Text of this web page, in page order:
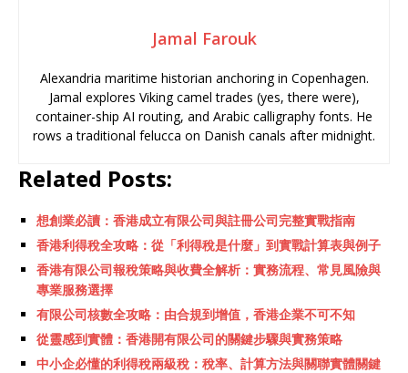
Jamal Farouk
Alexandria maritime historian anchoring in Copenhagen.
Jamal explores Viking camel trades (yes, there were),
container-ship AI routing, and Arabic calligraphy fonts. He
rows a traditional felucca on Danish canals after midnight.
Related Posts:
想創業必讀：香港成立有限公司與註冊公司完整實戰指南
香港利得稅全攻略：從「利得稅是什麼」到實戰計算表與例子
香港有限公司報稅策略與收費全解析：實務流程、常見風險與
專業服務選擇
有限公司核數全攻略：由合規到增值，香港企業不可不知
從靈感到實體：香港開有限公司的關鍵步驟與實務策略
中小企必懂的利得稅兩級稅：稅率、計算方法與關聯實體關鍵